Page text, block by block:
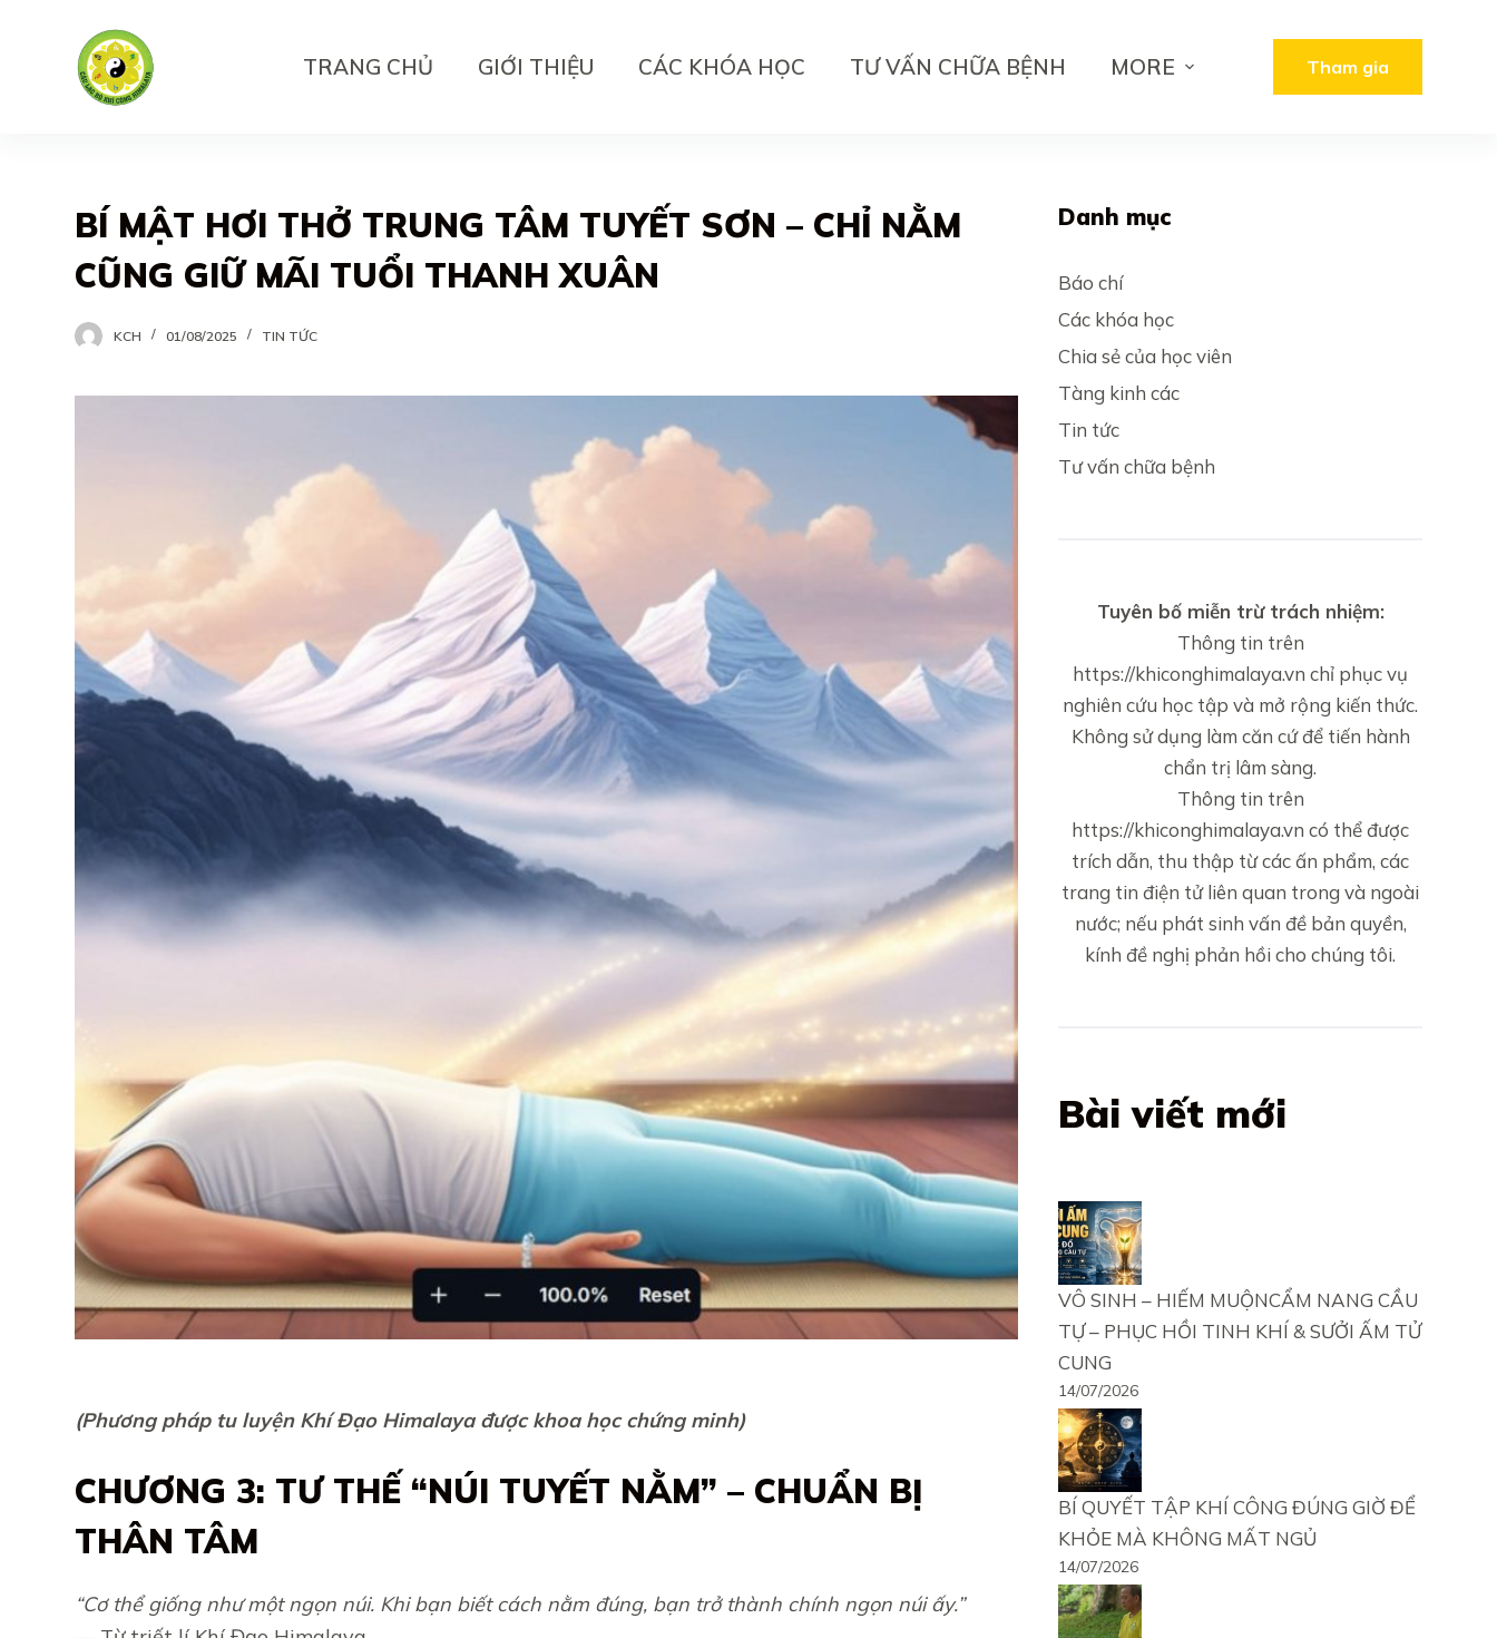
TRANG CHỦ GIỚI THIỆU CÁC KHÓA HỌC TƯ VẤN CHỮA BỆNH MORE Tham gia
BÍ MẬT HƠI THỞ TRUNG TÂM TUYẾT SƠN – CHỈ NẰM
CŨNG GIỮ MÃI TUỔI THANH XUÂN
KCH 01/08/2025 TIN TỨC
(Phương pháp tu luyện Khí Đạo Himalaya được khoa học chứng minh)
CHƯƠNG 3: TƯ THẾ “NÚI TUYẾT NẰM” – CHUẨN BỊ
THÂN TÂM
“Cơ thể giống như một ngọn núi. Khi bạn biết cách nằm đúng, bạn trở thành chính ngọn núi ấy.”
Danh mục
Báo chí
Các khóa học
Chia sẻ của học viên
Tàng kinh các
Tin tức
Tư vấn chữa bệnh
Tuyên bố miễn trừ trách nhiệm:
Thông tin trên
https://khiconghimalaya.vn chỉ phục vụ
nghiên cứu học tập và mở rộng kiến thức.
Không sử dụng làm căn cứ để tiến hành
chẩn trị lâm sàng.
Thông tin trên
https://khiconghimalaya.vn có thể được
trích dẫn, thu thập từ các ấn phẩm, các
trang tin điện tử liên quan trong và ngoài
nước; nếu phát sinh vấn đề bản quyền,
kính đề nghị phản hồi cho chúng tôi.
Bài viết mới
VÔ SINH – HIẾM MUỘNCẨM NANG CẦU
TỰ – PHỤC HỒI TINH KHÍ & SƯỞI ẤM TỬ
CUNG
14/07/2026
BÍ QUYẾT TẬP KHÍ CÔNG ĐÚNG GIỜ ĐỂ
KHỎE MÀ KHÔNG MẤT NGỦ
14/07/2026